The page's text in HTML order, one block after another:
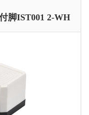
脚IST001 2-WH